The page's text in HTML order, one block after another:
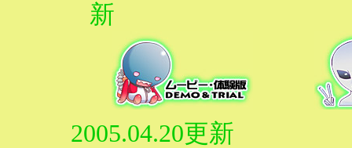
新
2005.04.20